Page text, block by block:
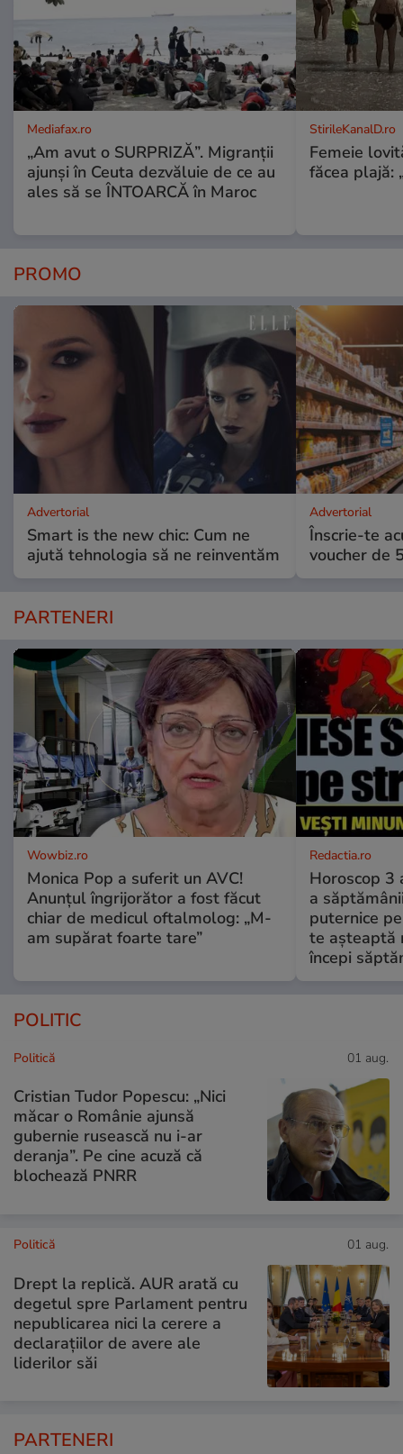
Mediafax.ro
„Am avut o SURPRIZĂ”. Migranții
ajunși în Ceuta dezvăluie de ce au
ales să se ÎNTOARCĂ în Maroc
StirileKanalD.ro
Femeie
făcea plajă:
PROMO
Advertorial
Smart is the new chic: Cum ne
ajută tehnologia să ne reinventăm
Advertorial
Înscrie-te
voucher de
PARTENERI
Wowbiz.ro
Monica Pop a suferit un AVC!
Anunțul îngrijorător a fost făcut
chiar de medicul oftalmolog: „M-
am supărat foarte tare”
Redactia.ro
Horoscop 3
a
puternice
te așteaptă
începi
POLITIC
Politică 01 aug.
Cristian Tudor Popescu: „Nici
măcar o Românie ajunsă
gubernie rusească nu i-ar
deranja”. Pe cine acuză că
blochează PNRR
Politică 01 aug.
Drept la replică. AUR arată cu
degetul spre Parlament pentru
nepublicarea nici la cerere a
declarațiilor de avere ale
liderilor săi
PARTENERI